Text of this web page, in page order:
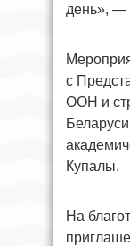
день», —
с
ООН и
Купалы.
На